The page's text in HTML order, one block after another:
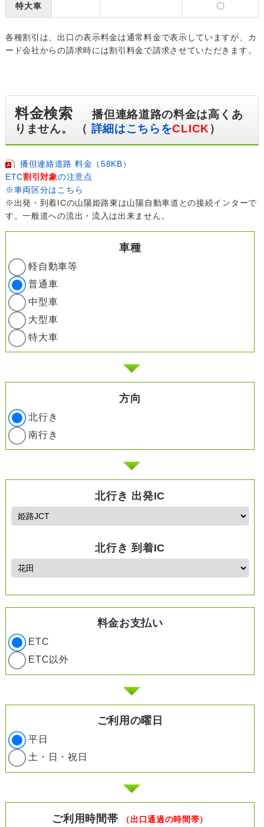
特大車 〇
各種割引は、出口の表示料金は通常料金で表示していますが、カ
ード会社からの請求時には割引料金で請求させていただきます。
料金検索播但連絡道路の料金は高くあ
りません。 （ 詳細はこちらをCLICK ）
播但連絡道路 料金（58KB）
ETC割引対象の注意点
※車両区分はこちら
※出発・到着ICの山陽姫路東は山陽自動車道との接続インターで
す。一般道への流出・流入は出来ません。
車種
軽自動車等
普通車
中型車
大型車
特大車
方向
北行き
南行き
北行き 出発IC
北行き 到着IC
料金お支払い
ETC
ETC以外
ご利用の曜日
平日
土・日・祝日
ご利用時間帯 （出口通過の時間帯）